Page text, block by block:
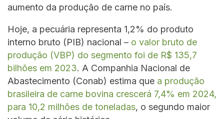
aumento da produção de carne no país.
Hoje, a pecuária representa 1,2% do produto
interno bruto (PIB) nacional – o valor bruto de
produção (VBP) do segmento foi de R$ 135,7
bilhões em 2023. A Companhia Nacional de
Abastecimento (Conab) estima que a produção
brasileira de carne bovina crescerá 7,4% em 2024,
para 10,2 milhões de toneladas, o segundo maior